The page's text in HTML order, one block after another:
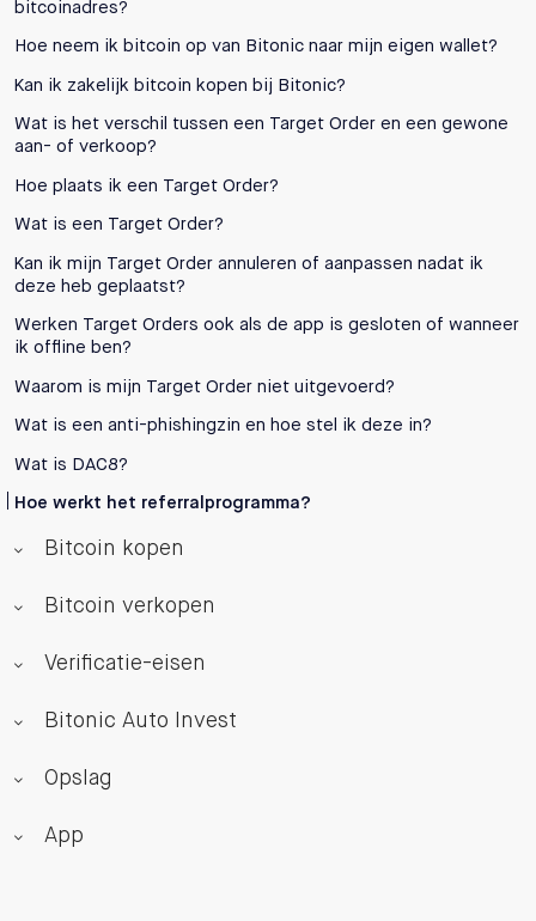
bitcoinadres?
Hoe neem ik bitcoin op van Bitonic naar mijn eigen wallet?
Kan ik zakelijk bitcoin kopen bij Bitonic?
Wat is het verschil tussen een Target Order en een gewone
aan- of verkoop?
Hoe plaats ik een Target Order?
Wat is een Target Order?
Kan ik mijn Target Order annuleren of aanpassen nadat ik
deze heb geplaatst?
Werken Target Orders ook als de app is gesloten of wanneer
ik offline ben?
Waarom is mijn Target Order niet uitgevoerd?
Wat is een anti-phishingzin en hoe stel ik deze in?
Wat is DAC8?
Hoe werkt het referralprogramma?
Bitcoin kopen
Bitcoin verkopen
Verificatie-eisen
Bitonic Auto Invest
Opslag
App